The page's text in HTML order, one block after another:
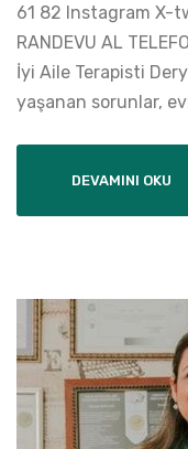
61 82 Instagram X-
RANDEVU AL
İyi Aile Terapisti
yaşanan sorunlar,
DEVAMINI OKU